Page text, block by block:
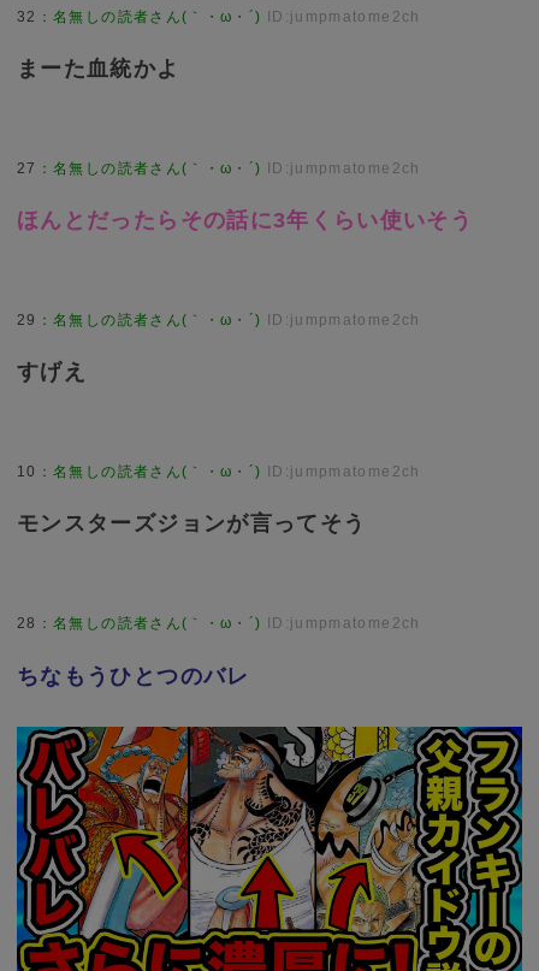
32 ：名無しの読者さん(｀・ω・´) ID:jumpmatome2ch
まーた血統かよ
27 ：名無しの読者さん(｀・ω・´) ID:jumpmatome2ch
ほんとだったらその話に3年くらい使いそう
29 ：名無しの読者さん(｀・ω・´) ID:jumpmatome2ch
すげえ
10 ：名無しの読者さん(｀・ω・´) ID:jumpmatome2ch
モンスターズジョンが言ってそう
28 ：名無しの読者さん(｀・ω・´) ID:jumpmatome2ch
ちなもうひとつのバレ